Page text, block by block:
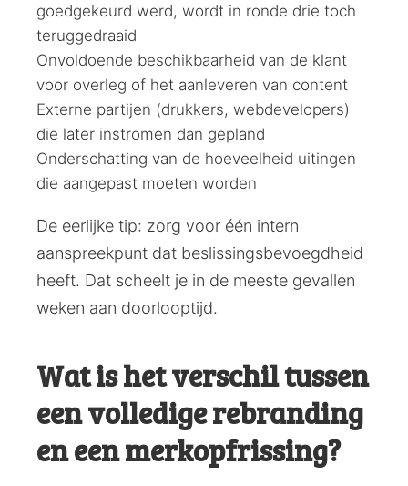
goedgekeurd werd, wordt in ronde drie toch
teruggedraaid
Onvoldoende beschikbaarheid van de klant
voor overleg of het aanleveren van content
Externe partijen (drukkers, webdevelopers)
die later instromen dan gepland
Onderschatting van de hoeveelheid uitingen
die aangepast moeten worden
De eerlijke tip: zorg voor één intern
aanspreekpunt dat beslissingsbevoegdheid
heeft. Dat scheelt je in de meeste gevallen
weken aan doorlooptijd.
Wat is het verschil tussen
een volledige rebranding
en een merkopfrissing?